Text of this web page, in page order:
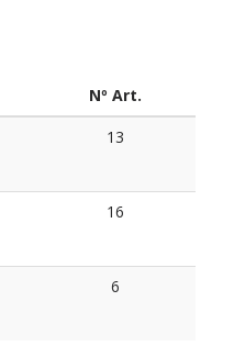
Nº Art.
13
16
6